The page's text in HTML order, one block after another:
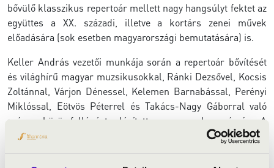
bővülő klasszikus repertoár mellett nagy hangsúlyt fektet az
együttes a XX. századi, illetve a kortárs zenei művek
előadására (sok esetben magyarországi bemutatására) is.
Keller András vezetői munkája során a repertoár bővítését
és világhírű magyar muzsikusokkal, Ránki Dezsővel, Kocsis
Zoltánnal, Várjon Dénessel, Kelemen Barnabással, Perényi
Miklóssal, Eötvös Péterrel és Takács-Nagy Gáborral való
számos közös fellépést valósított meg a zenekar számára. A
kiváló magyar művészek mellett külföldi előadók is
előadásainak
Mihail Pletnyov , Jevgenyij Koroljov ,